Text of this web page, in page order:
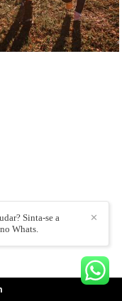
CONTATO ✕
Sinta-se a
Whats.